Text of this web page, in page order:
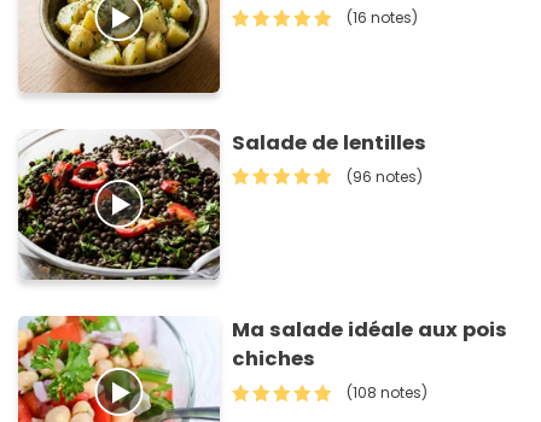
(16 notes)
Salade de lentilles
(96 notes)
Ma salade idéale aux pois
chiches
(108 notes)